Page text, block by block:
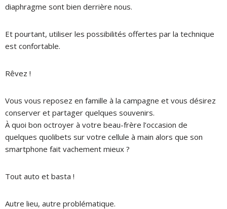
diaphragme sont bien derrière nous.
Et pourtant, utiliser les possibilités offertes par la technique
est confortable.
Rêvez !
Vous vous reposez en famille à la campagne et vous désirez
conserver et partager quelques souvenirs.
À quoi bon octroyer à votre beau-frère l’occasion de
quelques quolibets sur votre cellule à main alors que son
smartphone fait vachement mieux ?
Tout auto et basta !
Autre lieu, autre problématique.